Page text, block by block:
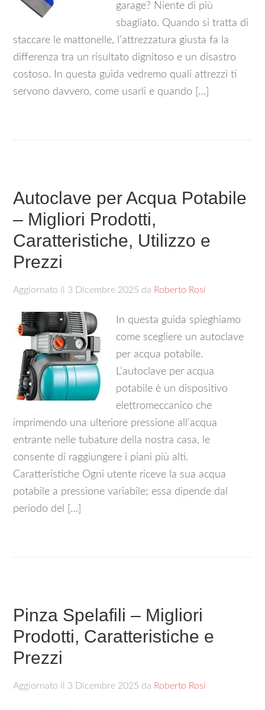
garage? Niente di più
sbagliato. Quando si tratta di
staccare le mattonelle, l’attrezzatura giusta fa la
differenza tra un risultato dignitoso e un disastro
costoso. In questa guida vedremo quali attrezzi ti
servono davvero, come usarli e quando […]
Autoclave per Acqua Potabile
– Migliori Prodotti,
Caratteristiche, Utilizzo e
Prezzi
Aggiornato il 3 Dicembre 2025 da Roberto Rosi
In questa guida spieghiamo
come scegliere un autoclave
per acqua potabile.
L’autoclave per acqua
potabile è un dispositivo
elettromeccanico che
imprimendo una ulteriore pressione all’acqua
entrante nelle tubature della nostra casa, le
consente di raggiungere i piani più alti.
Caratteristiche Ogni utente riceve la sua acqua
potabile a pressione variabile; essa dipende dal
periodo del […]
Pinza Spelafili – Migliori
Prodotti, Caratteristiche e
Prezzi
Aggiornato il 3 Dicembre 2025 da Roberto Rosi